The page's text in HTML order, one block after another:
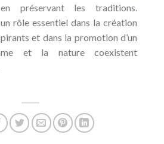
préservant les traditions.
rôle essentiel dans la création
et dans la promotion d’un
et la nature coexistent